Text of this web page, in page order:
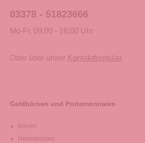
03378 - 51823666
Mo-Fr, 09:00 - 16:00 Uhr
Oder über unser Kontaktformular.
Geldbörsen und Portemonnaies
Börsen
Herrenbörsen